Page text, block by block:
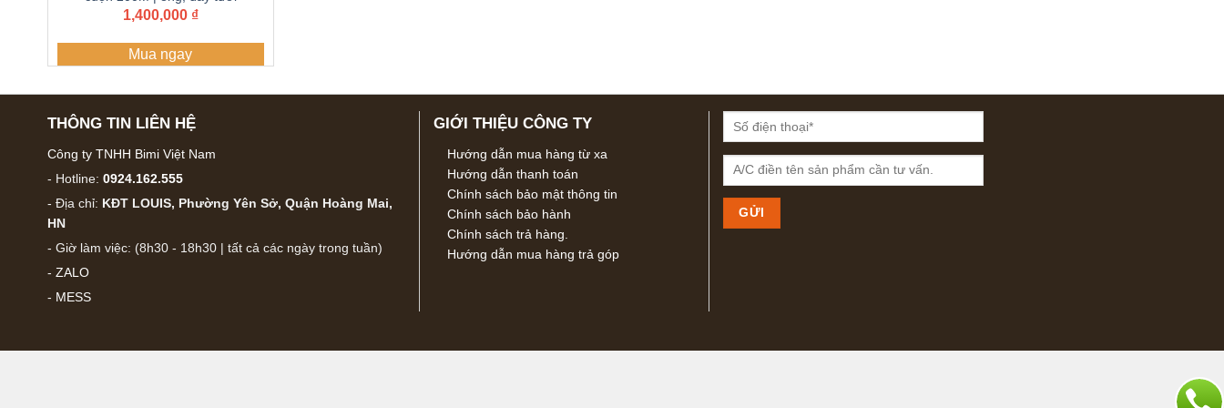
PE BIMI AGRI | Bảo hành 5
1,400,000 ₫
Mua ngay
THÔNG TIN LIÊN HỆ
Công ty TNHH Bimi Việt Nam
- Hotline: 0924.162.555
- Địa chỉ: KĐT LOUIS, Phường Yên Sở, Quận Hoàng Mai,
HN
- Giờ làm việc: (8h30 - 18h30 | tất cả các ngày trong tuần)
- ZALO
- MESS
GIỚI THIỆU CÔNG TY
Hướng dẫn mua hàng từ xa
Hướng dẫn thanh toán
Chính sách bảo mật thông tin
Chính sách bảo hành
Chính sách trả hàng.
Hướng dẫn mua hàng trả góp